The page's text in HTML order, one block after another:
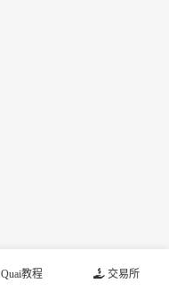
Quai教程 交易所